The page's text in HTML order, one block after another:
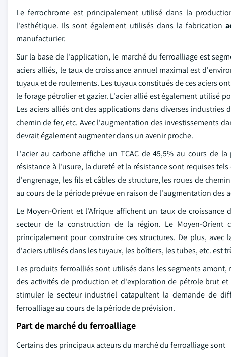
Le ferrochrome est principalement utilisé dans la
l'esthétique. Ils sont également utilisés dans la fabrication
manufacturier.
Sur la base de l'application, le marché du ferroalliage est
aciers alliés, le taux de croissance annuel maximal est
tuyaux et de roulements. Les tuyaux constitués de ces aciers
le forage pétrolier et gazier. L'acier allié est également utilisé
Les aciers alliés ont des applications dans diverses
chemin de fer, etc. Avec l'augmentation des investissements
devrait également augmenter dans un avenir proche.
L'acier au carbone affiche un TCAC de 45,5% au cours de
résistance à l'usure, la dureté et la résistance sont requises
d'engrenage, les fils et câbles de structure, les roues de
au cours de la période prévue en raison de l'augmentation
Le Moyen-Orient et l'Afrique affichent un taux de
secteur de la construction de la région. Le Moyen-
principalement pour construire ces structures. De plus,
d'aciers utilisés dans les tuyaux, les boîtiers, les tubes, etc. est
Les produits ferroalliés sont utilisés dans les segments
des activités de production et d'exploration de pétrole brut
stimuler le secteur industriel catapultent la demande de
ferroalliage au cours de la période de prévision.
Part de marché du ferroalliage
Certains des principaux acteurs du marché du ferroalliage sont